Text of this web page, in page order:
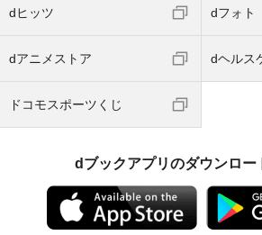
dヒッツ dフォト
dアニメストア dヘルス
ドコモスポーツくじ
dブックアプリのダウンロー